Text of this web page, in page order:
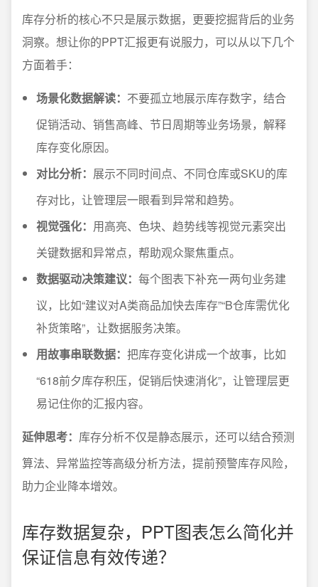
库存分析的核心不只是展示数据，更要挖掘背后的业务
洞察。想让你的PPT汇报更有说服力，可以从以下几个
方面着手：
场景化数据解读： 不要孤立地展示库存数字，结合
促销活动、销售高峰、节日周期等业务场景，解释
库存变化原因。
对比分析： 展示不同时间点、不同仓库或SKU的库
存对比，让管理层一眼看到异常和趋势。
视觉强化： 用高亮、色块、趋势线等视觉元素突出
关键数据和异常点，帮助观众聚焦重点。
数据驱动决策建议： 每个图表下补充一两句业务建
议，比如“建议对A类商品加快去库存”“B仓库需优化
补货策略”，让数据服务决策。
用故事串联数据： 把库存变化讲成一个故事，比如
“618前夕库存积压，促销后快速消化”，让管理层更
易记住你的汇报内容。
延伸思考： 库存分析不仅是静态展示，还可以结合预测
算法、异常监控等高级分析方法，提前预警库存风险，
助力企业降本增效。
库存数据复杂，PPT图表怎么简化并
保证信息有效传递？